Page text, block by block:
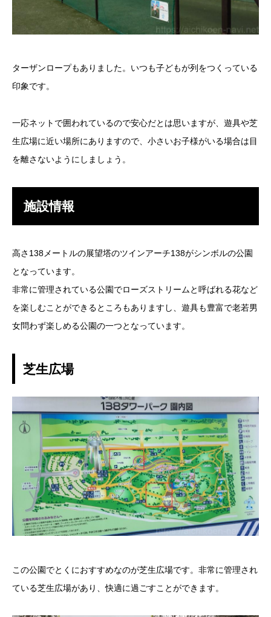
ターザンロープもありました。いつも子どもが列をつくっている
印象です。
一応ネットで囲われているので安心だとは思いますが、遊具や芝
生広場に近い場所にありますので、小さいお子様がいる場合は目
を離さないようにしましょう。
施設情報
高さ138メートルの展望塔のツインアーチ138がシンボルの公園
となっています。
非常に管理されている公園でローズストリームと呼ばれる花など
を楽しむことができるところもありますし、遊具も豊富で老若男
女問わず楽しめる公園の一つとなっています。
芝生広場
この公園でとくにおすすめなのが芝生広場です。非常に管理され
ている芝生広場があり、快適に過ごすことができます。